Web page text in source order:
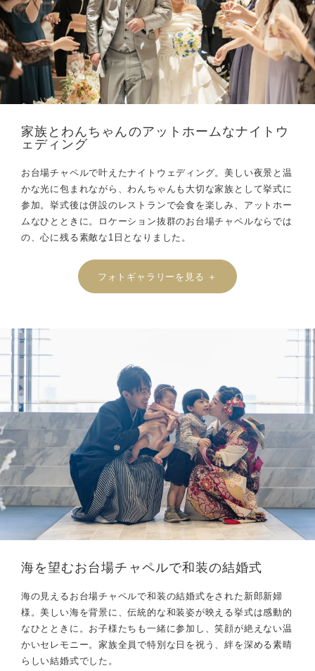
家族とわんちゃんのアットホームなナイトウ
ェディング
お台場チャペルで叶えたナイトウェディング。美しい夜景と温
かな光に包まれながら、わんちゃんも大切な家族として挙式に
参加。挙式後は併設のレストランで会食を楽しみ、アットホー
ムなひとときに。ロケーション抜群のお台場チャペルならでは
の、心に残る素敵な1日となりました。
フォトギャラリーを見る ＋
海を望むお台場チャペルで和装の結婚式
海の見えるお台場チャペルで和装の結婚式をされた新郎新婦
様。美しい海を背景に、伝統的な和装姿が映える挙式は感動的
なひとときに。お子様たちも一緒に参加し、笑顔が絶えない温
かいセレモニー。家族全員で特別な日を祝う、絆を深める素晴
らしい結婚式でした。